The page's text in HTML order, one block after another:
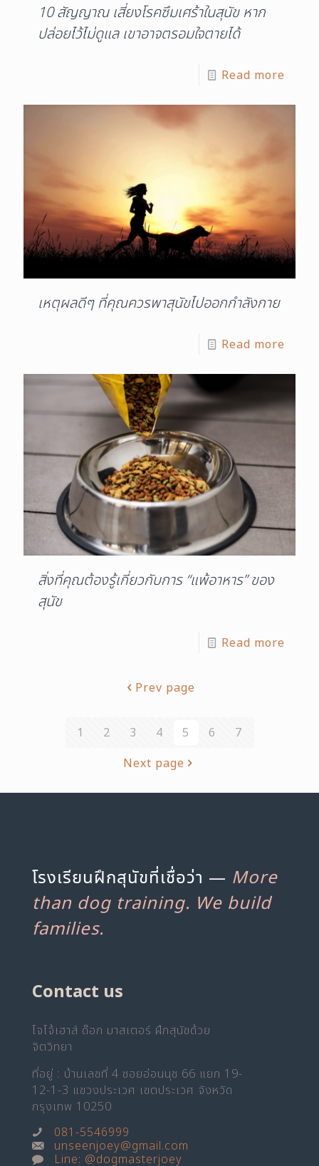
10 สัญญาณ เสี่ยงโรคซึมเศร้าในสุนัข หาก
ปล่อยไว้ไม่ดูแล เขาอาจตรอมใจตายได้
Read more
เหตุผลดีๆ ที่คุณควรพาสุนัขไปออกกำลังกาย
Read more
สิ่งที่คุณต้องรู้เกี่ยวกับการ “แพ้อาหาร” ของ
สุนัข
Read more
Prev page
1 2 3 4 5 6
7
Next page
โรงเรียนฝึกสุนัขที่เชื่อว่า — More
than dog training. We build
families.
Contact us
โจโจ้เฮาส์ ด๊อก มาสเตอร์ ฝึกสุนัขด้วย
จิตวิทยา
ที่อยู่ : บ้านเลขที่ 4 ซอยอ่อนนุช 66 แยก 19-
12-1-3 แขวงประเวศ เขตประเวศ จังหวัด
กรุงเทพ 10250
081-5546999
unseenjoey@gmail.com
Line: @dogmasterjoey